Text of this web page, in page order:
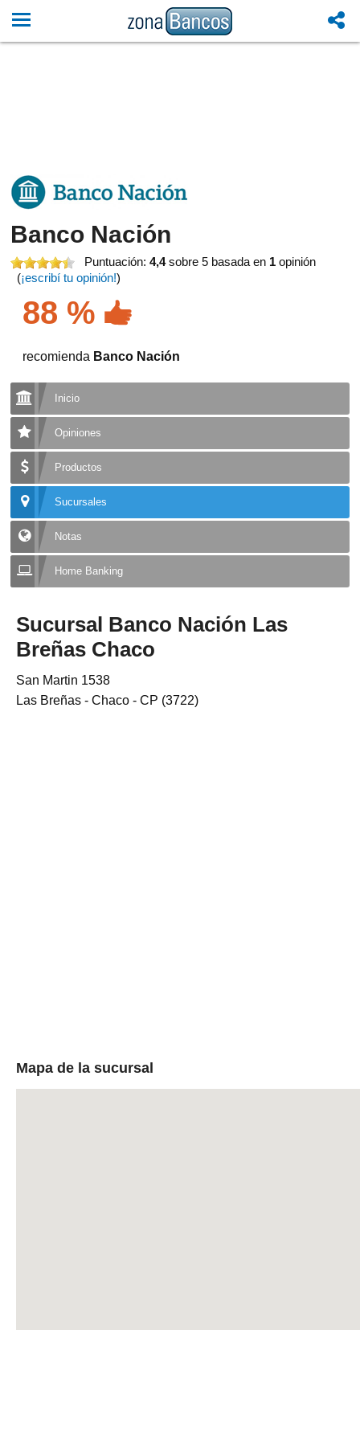
Banco Nación
Puntuación:4,4sobre 5 basada en 1 opinión
(¡escribí tu opinión!)
88 %
recomienda Banco Nación
Inicio
Opiniones
Productos
Sucursales
Notas
Home Banking
Sucursal Banco Nación Las
Breñas Chaco
San Martin 1538
Las Breñas - Chaco - CP (3722)
Mapa de la sucursal